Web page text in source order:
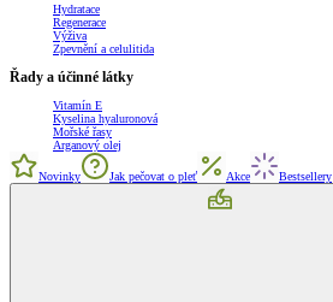
Hydratace
Regenerace
Výživa
Zpevnění a celulitida
Řady a účinné látky
Vitamín E
Kyselina hyaluronová
Mořské řasy
Arganový olej
Novinky Jak pečovat o pleť Akce Bestsellery